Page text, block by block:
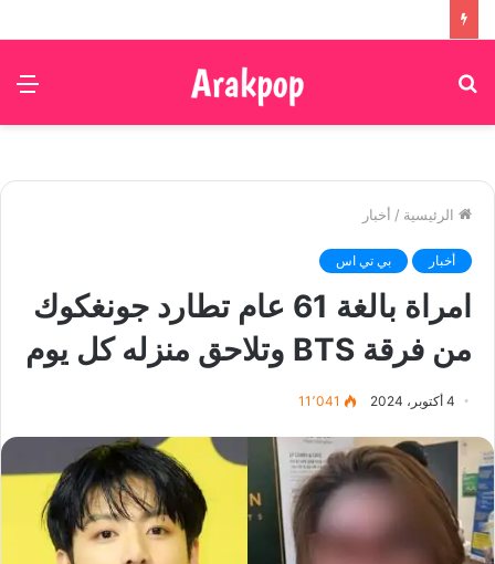
الرئيسية / أخبار
أخبار بي تي اس
امراة بالغة 61 عام تطارد جونغكوك
من فرقة BTS وتلاحق منزله كل يوم
4 أكتوبر، 2024 11٬041